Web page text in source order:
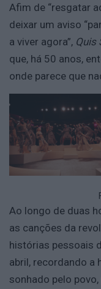
Afim de “resgatar
deixar um aviso
a viver agora”, Quis
que, há 50 anos,
onde parece que
Ao longo de duas
as canções da
histórias pessoais
abril, recordando a
sonhado pelo